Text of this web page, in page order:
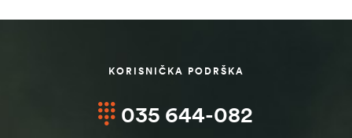
KORISNIČKA PODRŠKA
035 644-082